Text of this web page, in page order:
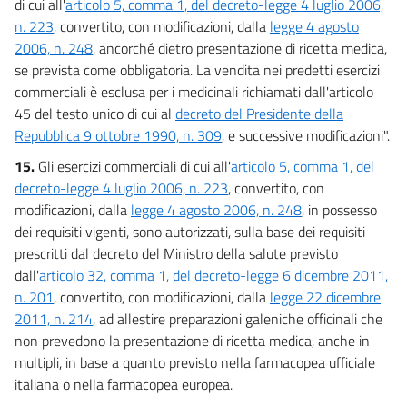
di cui all'articolo 5, comma 1, del decreto-legge 4 luglio 2006,
n. 223, convertito, con modificazioni, dalla legge 4 agosto
2006, n. 248, ancorché dietro presentazione di ricetta medica,
se prevista come obbligatoria. La vendita nei predetti esercizi
commerciali è esclusa per i medicinali richiamati dall'articolo
45 del testo unico di cui al decreto del Presidente della
Repubblica 9 ottobre 1990, n. 309, e successive modificazioni".
15. Gli esercizi commerciali di cui all'articolo 5, comma 1, del
decreto-legge 4 luglio 2006, n. 223, convertito, con
modificazioni, dalla legge 4 agosto 2006, n. 248, in possesso
dei requisiti vigenti, sono autorizzati, sulla base dei requisiti
prescritti dal decreto del Ministro della salute previsto
dall'articolo 32, comma 1, del decreto-legge 6 dicembre 2011,
n. 201, convertito, con modificazioni, dalla legge 22 dicembre
2011, n. 214, ad allestire preparazioni galeniche officinali che
non prevedono la presentazione di ricetta medica, anche in
multipli, in base a quanto previsto nella farmacopea ufficiale
italiana o nella farmacopea europea.